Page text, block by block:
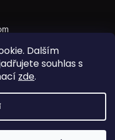
Dalším
souhlas s
zde.